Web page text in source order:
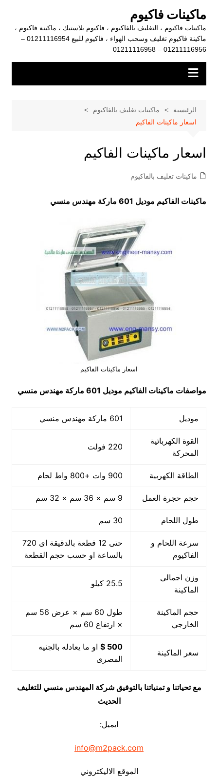
المحتوى
ماكينات فاكيوم
ماكينات فاكيوم ، التغليف بالفاكيوم ، فاكيوم بلاستيك ، ماكينة فاكيوم ،
ماكينة فاكيوم تغليف وسحب الهواء ، فاكيوم للبيع 01211116954 –
01211116956 – 01211116958
الرئيسية
ماكينات تغليف بالفاكيوم
اسعار ماكينات الفاكيم
اسعار ماكينات الفاكيم
ماكينات تغليف بالفاكيوم
ماكينات الفاكيم موديل 601 ماركة مهندس منسي
اسعار ماكينات الفاكيم
مواصفات ماكينات الفاكيم موديل 601 ماركة مهندس منسي
موديل 601 ماركة مهندس منسي
القوة الكهربائية
المحركة
220 فولت
الطاقة الكهربية 900 وات +800 واط لحام
حجم حجرة العمل 9 سم × 36 سم × 32 سم
طول اللحام 30 سم
سرعة اللحام و
الفاكيوم
حتى 12 قطعة بالدقيقة اى 720
بالساعة او حسب حجم القطعة
وزن اجمالي
الماكينة
25.5 كيلو
حجم الماكينة
الخارجي
طول 60 سم × عرض 56 سم
× ارتفاع 60 سم
سعر الماكينة
500 $
او ما يعادله بالجنيه
المصرى
مع تحياتنا و تمنياتنا بالتوفيق شركة المهندس منسي للتغليف
الحديث
ايميل:
info@m2pack.com
الموقع الاليكتروني